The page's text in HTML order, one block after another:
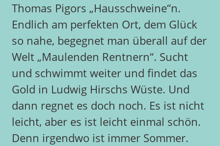
Thomas Pigors „Hausschweine“n.
Endlich am perfekten Ort, dem Glück
so nahe, begegnet man überall auf der
Welt „Maulenden Rentnern“. Sucht
und schwimmt weiter und findet das
Gold in Ludwig Hirschs Wüste. Und
dann regnet es doch noch. Es ist nicht
leicht, aber es ist leicht einmal schön.
Denn irgendwo ist immer Sommer.